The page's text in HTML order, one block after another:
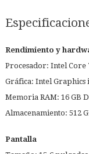
Rendimiento y
Procesador: Intel Core
Gráfica: Intel Graphics
Memoria RAM: 16 GB
Almacenamiento: 512
Pantalla